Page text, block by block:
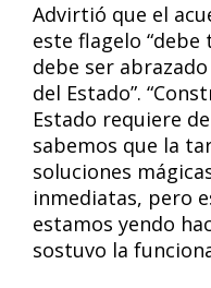
Advirtió que el
este flagelo
debe ser
del Estado”.
Estado requiere
sabemos que la
soluciones
inmediatas, pero
estamos yendo
sostuvo la